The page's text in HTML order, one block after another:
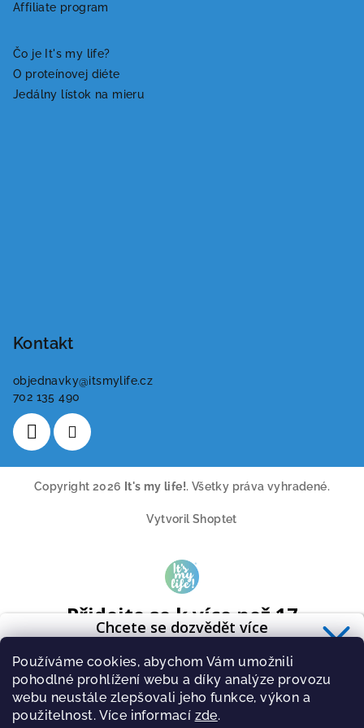
Používáme cookies, abychom Vám umožnili
pohodlné prohlížení webu a díky analýze provozu
webu neustále zlepšovali jeho funkce, výkon a
použitelnost. Více informací zde.
Affiliate program
Čo je It's my life?
O proteínovej diéte
Jedálny lístok na mieru
Kontakt
objednavky@itsmylife.cz
702 135 490
Copyright 2026 It's my life!. Všetky práva vyhradené.
Vytvoril Shoptet
Přidejte se k více než 17
tisícům odběratelů
A získavejte pravidelně tipy o novinkách ze světa cvičení a
zdravé stravy.
Chcete se dozvědět více
o zdravé výživě?
Přihlaste se k odběru newsletteru.